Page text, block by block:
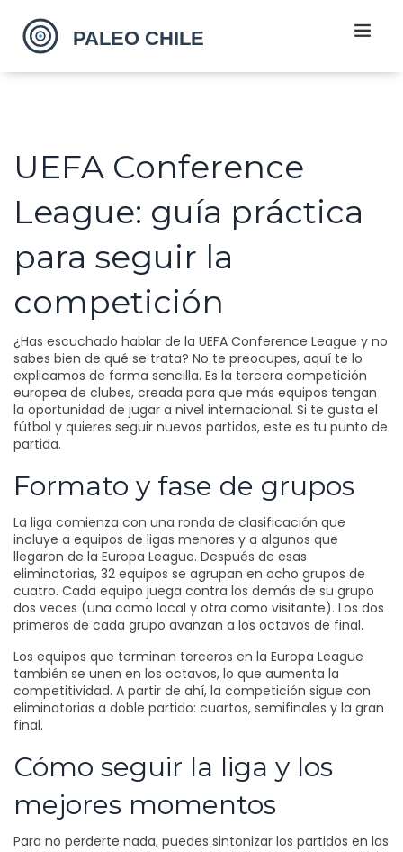
UEFA Conference
League: guía práctica
para seguir la
competición
¿Has escuchado hablar de la UEFA Conference League y no
sabes bien de qué se trata? No te preocupes, aquí te lo
explicamos de forma sencilla. Es la tercera competición
europea de clubes, creada para que más equipos tengan
la oportunidad de jugar a nivel internacional. Si te gusta el
fútbol y quieres seguir nuevos partidos, este es tu punto de
partida.
Formato y fase de grupos
La liga comienza con una ronda de clasificación que
incluye a equipos de ligas menores y a algunos que
llegaron de la Europa League. Después de esas
eliminatorias, 32 equipos se agrupan en ocho grupos de
cuatro. Cada equipo juega contra los demás de su grupo
dos veces (una como local y otra como visitante). Los dos
primeros de cada grupo avanzan a los octavos de final.
Los equipos que terminan terceros en la Europa League
también se unen en los octavos, lo que aumenta la
competitividad. A partir de ahí, la competición sigue con
eliminatorias a doble partido: cuartos, semifinales y la gran
final.
Cómo seguir la liga y los
mejores momentos
Para no perderte nada, puedes sintonizar los partidos en las